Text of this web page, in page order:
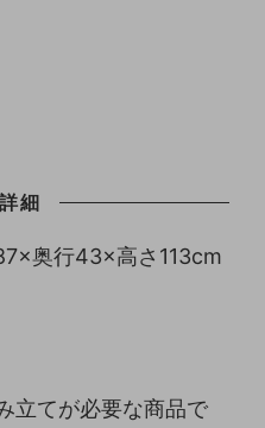
細
奥行43×高さ113cm
立てが必要な商品で